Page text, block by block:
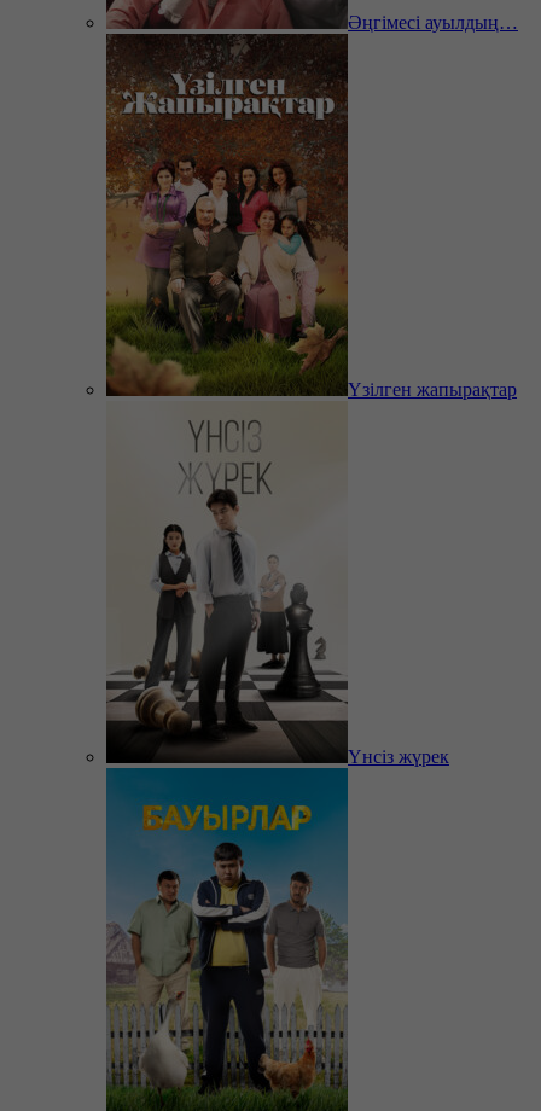
Әңгімесі ауылдың…
Үзілген жапырақтар
Үнсіз жүрек